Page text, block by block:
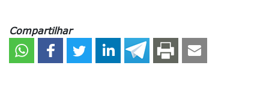
Compartilhar